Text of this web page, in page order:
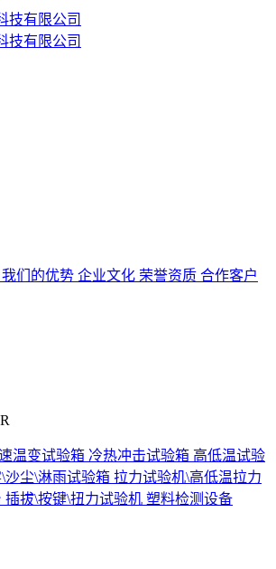
我们的优势 企业文化 荣誉资质 合作客户
温变试验箱 冷热冲击试验箱 高低温试验
沙尘\淋雨试验箱 拉力试验机\高低温拉力
插拔\按键\扭力试验机 塑料检测设备